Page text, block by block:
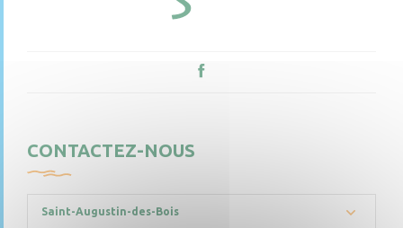
CONTACTEZ-NOUS
Saint-Augustin-des-Bois